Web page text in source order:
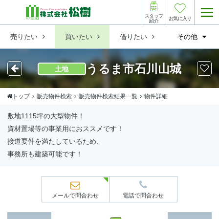
売りたい 買いたい 借りたい その他
スタッフ
紹介
お気に入り
土地 うるま市石川山城
トップ 販売物件検索 販売物件検索結果一覧 物件詳細
敷地1115坪の大型物件！
資材置場等の事業用におススメです！
接道要件を満たしているため、
事務所も建築可能です！
メールで問合わせ 電話で問合わせ